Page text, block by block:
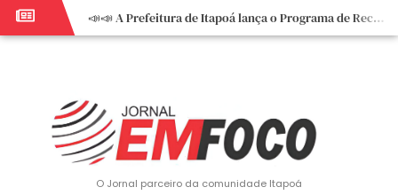
📣📣 A Prefeitura de Itapoá lança o Programa de Recuperação Fiscal (REFIS).
📢 Empreendedor do turismo, esta oportunidade é para você! Itapoá – SC.
O Jornal parceiro da comunidade Itapoá